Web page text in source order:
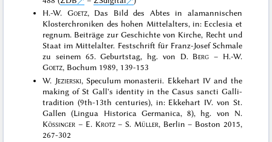
H.-W. Goetz, Das Bild des Abtes in alamannischen
Klosterchroniken des hohen Mittelalters, in: Ecclesia et
regnum. Beiträge zur Geschichte von Kirche, Recht und
Staat im Mittelalter. Festschrift für Franz-Josef Schmale
zu seinem 65. Geburtstag, hg. von D. Berg – H.-W.
Goetz, Bochum 1989, 139-153
W. Jezierski, Speculum monasterii. Ekkehart IV and the
making of St Gall's identity in the Casus sancti Galli-
tradition (9th-13th centuries), in: Ekkehart IV. von St.
Gallen (Lingua Historica Germanica, 8), hg. von N.
Kössinger – E. Krotz– S. Müller, Berlin – Boston 2015,
267-302